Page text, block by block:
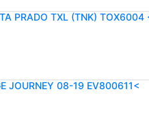
PRADO TXL (TNK) TOX6004
JOURNEY 08-19 EV800611<